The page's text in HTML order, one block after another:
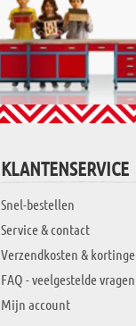
KLANTENSERVICE
Snel-bestellen
Service & contact
Verzendkosten &
FAQ - veelgestelde vragen
Mijn account